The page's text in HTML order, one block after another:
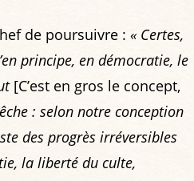
de poursuivre : « Certes,
principe, en démocratie, le
[C’est en gros le concept,
: selon notre conception
des progrès irréversibles
la liberté du culte,